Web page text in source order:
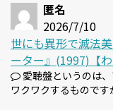
匿名
2026/7/10
世にも異形で滅法
ーター』(1997)【
愛聴盤というのは
ワクワクするものです